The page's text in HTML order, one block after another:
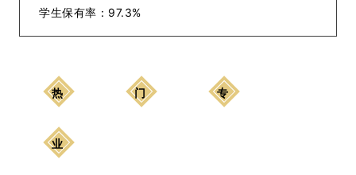
学生保有率：97.3%
热 门 专
业